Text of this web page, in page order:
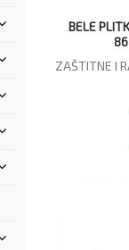
BELE
ZAŠTITNE I